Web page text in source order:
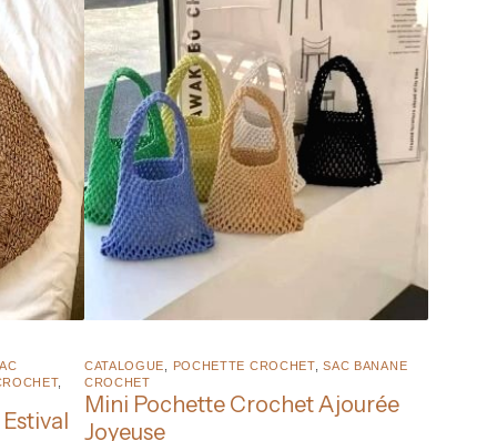
,
CATALOGUE POCHETTE CROCHET,SAC BANANE
CROCHET
Mini Pochette Crochet Ajourée
Joyeuse